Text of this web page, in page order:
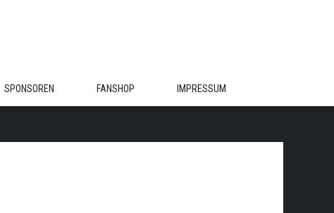
SPONSOREN FANSHOP IMPRESSUM